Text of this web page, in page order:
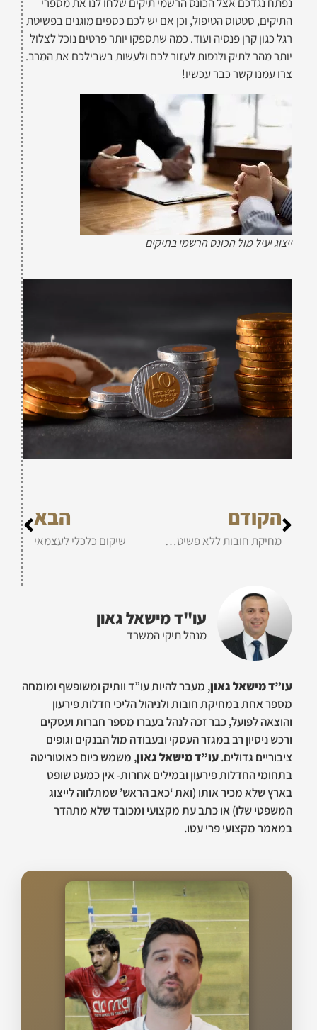
התיקים, סטטוס הטיפול, וכן אם יש לכם כספים מוגנים בפשיטת
רגל כגון קרן פנסיה ועוד. כמה שתספקו יותר פרטים נוכל לצלול
יותר מהר לתיק ולנסות לעזור לכם ולעשות בשבילכם את המרב.
צרו עמנו קשר כבר עכשיו!
ייצוג יעיל מול הכונס הרשמי בתיקים
הקודם
מחיקת חובות ללא פשיטת רגל
הבא
שיקום כלכלי לעצמאי
עו"ד מישאל גאון
מנהל תיקי המשרד
עו”ד מישאל גאון, מעבר להיות עו”ד וותיק ומשופשף ומומחה
מספר אחת במחיקת חובות ולניהול הליכי חדלות פירעון
והוצאה לפועל, כבר זכה לנהל בעברו מספר חברות ועסקים
ורכש ניסיון רב במגזר העסקי ובעבודה מול הבנקים וגופים
ציבוריים גדולים.עו”ד מישאל גאון, משמש כיום כאוטוריטה
בתחומי החדלות פירעון ובמילים אחרות- אין כמעט שופט
בארץ שלא מכיר אותו (ואת ‘כאב הראש’ שמתלווה לייצוג
המשפטי שלו) או כתב עת מקצועי ומכובד שלא מתהדר
במאמר מקצועי פרי עטו.